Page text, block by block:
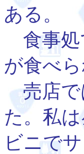
ある。
食事処
が食べら
売店で
た。私
ビニで